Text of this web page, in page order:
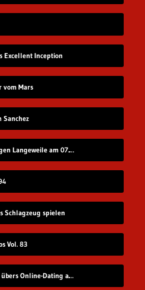
Excellent Inception
vom Mars
Sanchez
27 „Kleinigkeiten“ gegen Langeweile am 07.08.2022
Schlagzeug spielen
Vol. 83
Smartphone-Kurzfilm übers Online-Dating auf Zugreise